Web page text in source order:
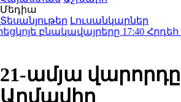
Մեդիա
Տեսանյութեր Լուսանկարներ
բնակավայրերը17:40Հրդեհ
21-ամյա
Արմավիր